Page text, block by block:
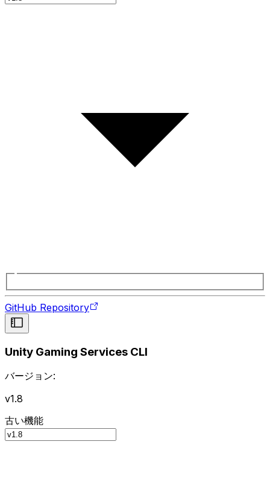
GitHub Repository
Unity Gaming Services CLI
バージョン:
v1.8
古い機能